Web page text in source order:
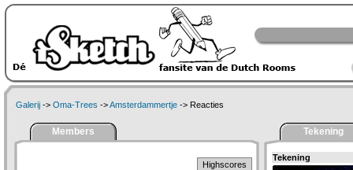
Galerij -> Oma-Trees ->Amsterdammertje -> Reacties
Members
Highscores
Tekening
Tekening